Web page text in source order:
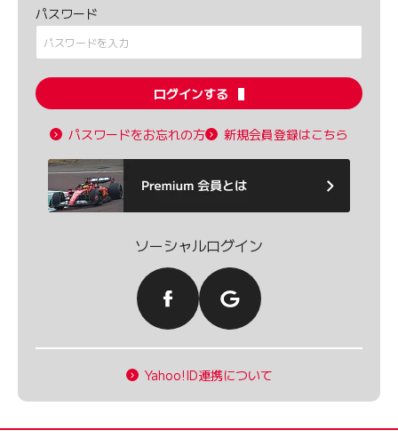
パスワード
ログインする
パスワードをお忘れの方 新規会員登録はこちら
ソーシャルログイン
Yahoo!ID連携について